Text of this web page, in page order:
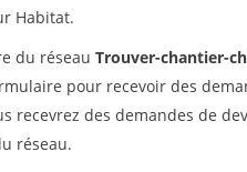
Habitat.
du réseau Trouver-chantier-
pour recevoir des
recevrez des demandes de
réseau.